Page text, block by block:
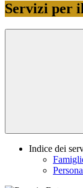
Servizi per
Indice dei